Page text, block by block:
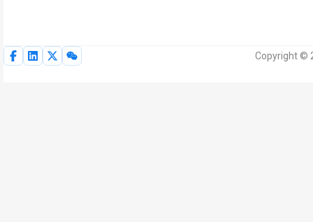
Copyright ©